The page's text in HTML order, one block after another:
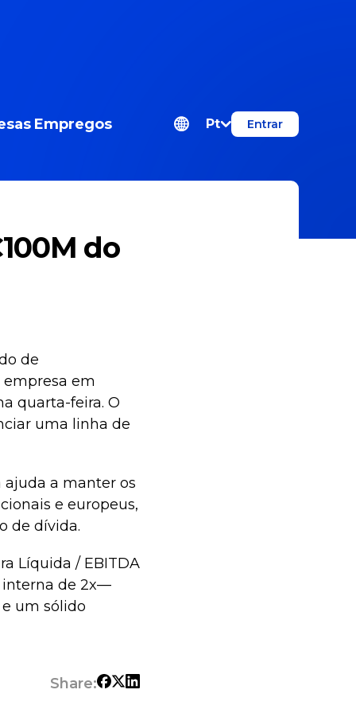
Empregos Pt Entrar
do
de
em
quarta-feira. O
uma linha de
a manter os
e europeus,
de dívida.
Líquida / EBITDA
interna de 2x—
um sólido
Share: